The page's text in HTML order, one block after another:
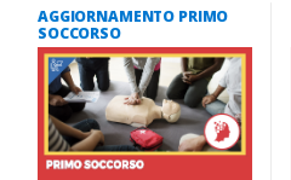
AGGIORNAMENTO PRIMO
SOCCORSO